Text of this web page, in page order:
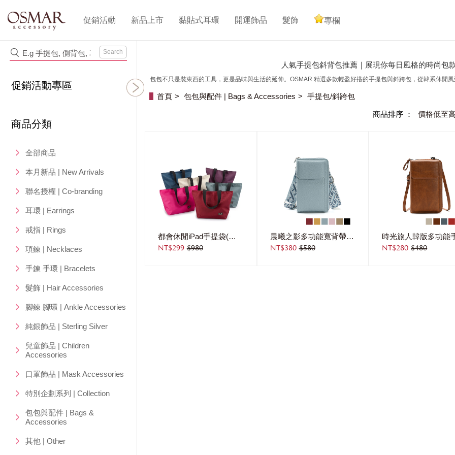
促銷活動 新品上市 黏貼式耳環 開運飾品 髮飾 專欄
Search
促銷活動專區
商品分類
全部商品
本月新品 | New Arrivals
聯名授權 | Co-branding
耳環 | Earrings
戒指 | Rings
項鍊 | Necklaces
手鍊 手環 | Bracelets
髮飾 | Hair Accessories
腳鍊 腳環 | Ankle Accessories
純銀飾品 | Sterling Silver
兒童飾品 | Children
Accessories
口罩飾品 | Mask Accessories
特別企劃系列 | Collection
包包與配件 | Bags &
Accessories
其他 | Other
人氣手提包斜背包推薦｜展現你每日風格的時尚包
包包不只是裝東西的工具，更是品味與生活的延伸。OSMAR 精選多款輕盈好搭的手提包與斜跨包，從韓系休閒風
首頁 包包與配件 | Bags & Accessories 手提包/斜跨包
價格低至高
商品排序 ：
都會休閒iPad手提袋(不含吊飾)
NT$299 $980
晨曦之影多功能寬背帶手機包
NT$380 $580 NT$280 $480